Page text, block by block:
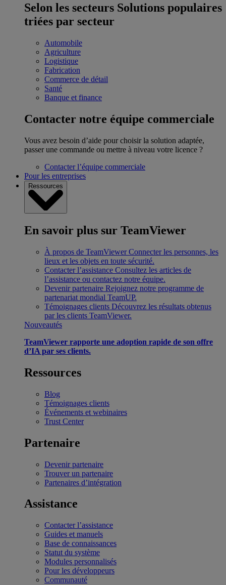
Selon les secteurs Solutions populaires
triées par secteur
Automobile
Agriculture
Logistique
Fabrication
Commerce de détail
Santé
Banque et finance
Contacter notre équipe commerciale
Vous avez besoin d’aide pour choisir la solution adaptée,
passer une commande ou mettre à niveau votre licence ?
Contacter l’équipe commerciale
Pour les entreprises
Ressources
En savoir plus sur TeamViewer
À propos de TeamViewer Connecter les personnes, les
lieux et les objets en toute sécurité.
Contacter l’assistance Consultez les articles de
l’assistance ou contactez notre équipe.
Devenir partenaire Rejoignez notre programme de
partenariat mondial TeamUP.
Témoignages clients Découvrez les résultats obtenus
par les clients TeamViewer.
Nouveautés
TeamViewer rapporte une adoption rapide de son offre
d’IA par ses clients.
Ressources
Blog
Témoignages clients
Événements et webinaires
Trust Center
Partenaire
Devenir partenaire
Trouver un partenaire
Partenaires d’intégration
Assistance
Contacter l’assistance
Guides et manuels
Base de connaissances
Statut du système
Modules personnalisés
Pour les développeurs
Communauté